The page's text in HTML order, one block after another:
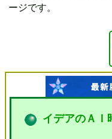
ージです。
イデアのＡ